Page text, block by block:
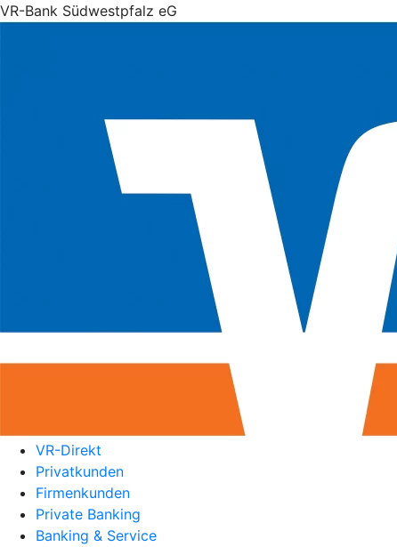
VR-Bank Südwestpfalz eG
VR-Direkt
Privatkunden
Firmenkunden
Private Banking
Banking & Service